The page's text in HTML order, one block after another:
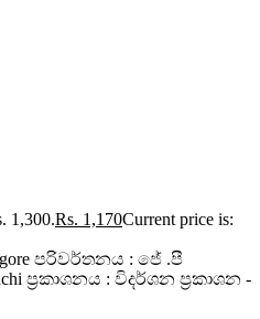
1,300.Rs. 1,170Current price is:
පරිවර්තනය : ජේ .පී
ප්‍රකාශනය : විදර්ශන ප්‍රකාශන -